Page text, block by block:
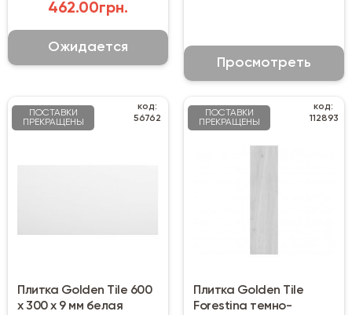
462.00грн.
Ожидается
Просмотреть
ПОСТАВКИ
ПРЕКРАЩЕНЫ
код:
56762
Плитка Golden Tile 600
х 300 х 9 мм белая
ПОСТАВКИ
ПРЕКРАЩЕНЫ
код:
112893
Плитка Golden Tile
Forestina темно-